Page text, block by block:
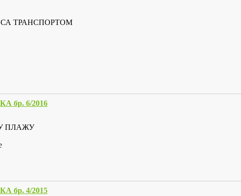
ТРАНСПОРТОМ
бр. 6/2016
ПЛАЖУ
бр. 4/2015